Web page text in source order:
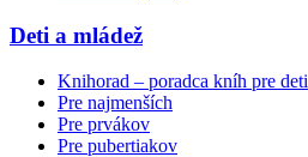
Deti a mládež
Knihorad – poradca kníh pre deti
Pre najmenších
Pre prvákov
Pre pubertiakov